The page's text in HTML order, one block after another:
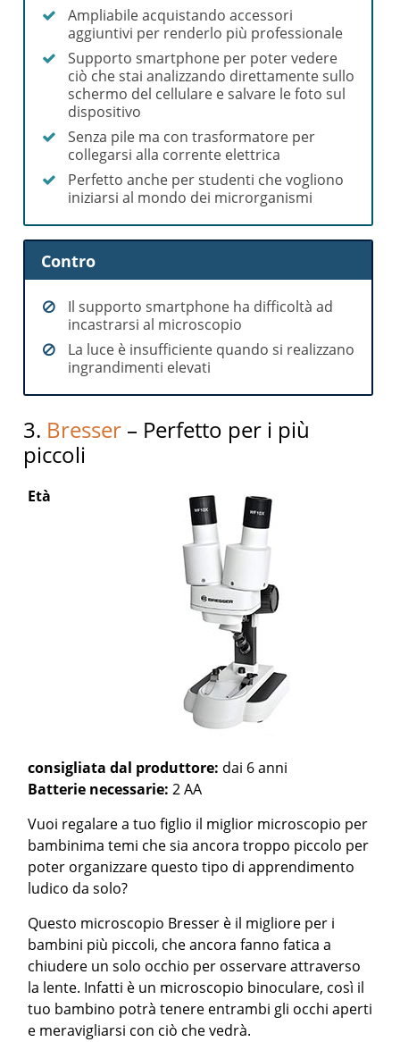
Ampliabile acquistando accessori
aggiuntivi per renderlo più professionale
Supporto smartphone per poter vedere
ciò che stai analizzando direttamente sullo
schermo del cellulare e salvare le foto sul
dispositivo
Senza pile ma con trasformatore per
collegarsi alla corrente elettrica
Perfetto anche per studenti che vogliono
iniziarsi al mondo dei microrganismi
Contro
Il supporto smartphone ha difficoltà ad
incastrarsi al microscopio
La luce è insufficiente quando si realizzano
ingrandimenti elevati
3. Bresser – Perfetto per i più
piccoli
Età
consigliata dal produttore: dai 6 anni
Batterie necessarie: 2 AA
Vuoi regalare a tuo figlio il miglior microscopio per
bambinima temi che sia ancora troppo piccolo per
poter organizzare questo tipo di apprendimento
ludico da solo?
Questo microscopio Bresser è il migliore per i
bambini più piccoli, che ancora fanno fatica a
chiudere un solo occhio per osservare attraverso
la lente. Infatti è un microscopio binoculare, così il
tuo bambino potrà tenere entrambi gli occhi aperti
e meravigliarsi con ciò che vedrà.